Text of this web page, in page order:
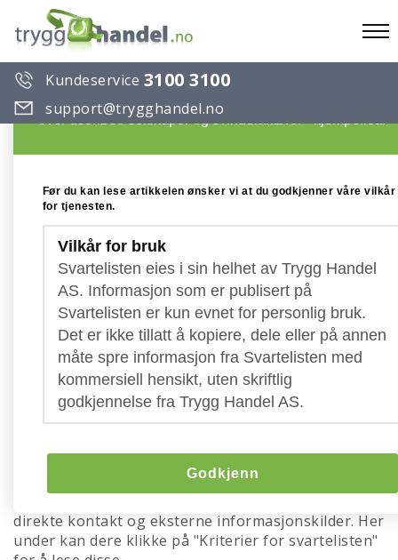
Kundeservice 3100 3100
support@trygghandel.no
Trygg Handels svarteliste
dagen. Advarslene bygger først og fremst på
direkte kontakt og eksterne informasjonskilder. Her
under kan dere klikke på "Kriterier for svartelisten"
Du ønsker å lese en artikkel på Trygg Handels
over useriøse selskaper og svindelaktører - kjempeflott!
Før du kan lese artikkelen ønsker vi at du godkjenner våre vilkår
for tjenesten.
Vilkår for bruk
Svartelisten eies i sin helhet av Trygg Handel
AS. Informasjon som er publisert på
Svartelisten er kun evnet for personlig bruk.
Det er ikke tillatt å kopiere, dele eller på annen
måte spre informasjon fra Svartelisten med
kommersiell hensikt, uten skriftlig
godkjennelse fra Trygg Handel AS.
Godkjenn